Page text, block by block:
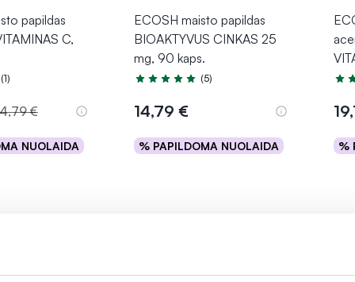
papildas
C,
iš 5
(1)
€
NUOLAIDA
ECOSH maisto papildas
BIOAKTYVUS CINKAS 25
mg, 90 kaps.
Įvertinimas 5.0 iš 5
(5)
14,79 €
% PAPILDOMA NUOLAIDA
Į krepšelį
%